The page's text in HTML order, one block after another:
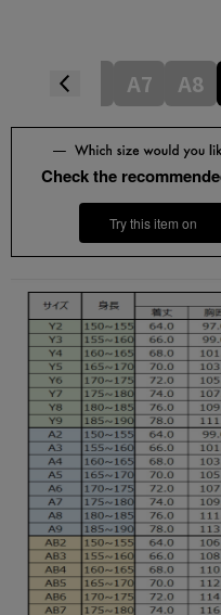
A7 A8
Check the
Try this item on